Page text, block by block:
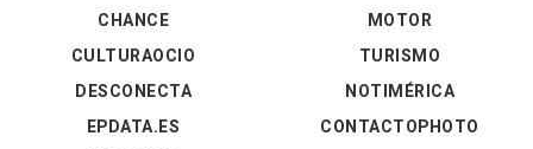
CHANCE
CULTURAOCIO
DESCONECTA
EPDATA.ES
MOTOR
TURISMO
NOTIMÉRICA
CONTACTOPHOTO